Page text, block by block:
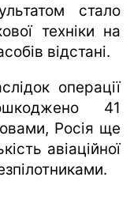
стало
техніки на
відстані.
операції
41
Росія ще
авіаційної